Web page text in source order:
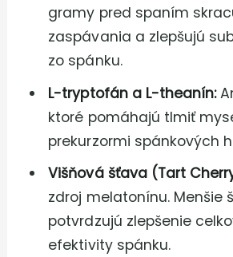
gramy pred spaním
zaspávania a zlepšujú
zo spánku.
L-tryptofán a L-theanín:
ktoré pomáhajú tlmiť
prekurzormi spánkových
Višňová šťava (Tart
zdroj melatonínu. Menšie
potvrdzujú zlepšenie
efektivity spánku.